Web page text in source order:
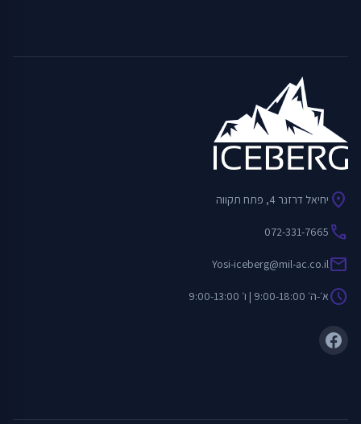
location_on יחיאל דרזנר 4, פתח תקווה
call
072-331-7665
mail
Yosi-iceberg@mil-ac.co.il
scheduleא׳-ה׳ 9:00-18:00 | ו׳ 9:00-13:00